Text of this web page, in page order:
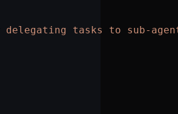
tasks to sub-